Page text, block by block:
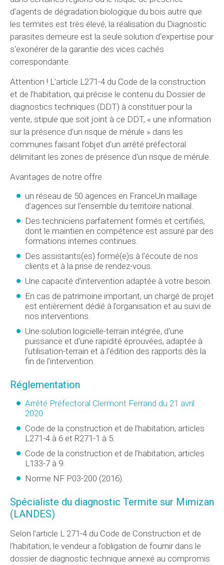
d’agents de dégradation biologique du bois autre que
les termites est très élevé, la réalisation du Diagnostic
parasites demeure est la seule solution d’expertise pour
s'exonérer de la garantie des vices cachés
correspondante.
Attention ! L’article L271-4 du Code de la construction
et de l’habitation, qui précise le contenu du Dossier de
diagnostics techniques (DDT) à constituer pour la
vente, stipule que soit joint à ce DDT, « une information
sur la présence d'un risque de mérule » dans les
communes faisant l’objet d’un arrêté préfectoral
délimitant les zones de présence d'un risque de mérule.
Avantages de notre offre
un réseau de 50 agences en FranceUn maillage
d’agences sur l’ensemble du territoire national.
Des techniciens parfaitement formés et certifiés,
dont le maintien en compétence est assuré par des
formations internes continues.
Des assistants(es) formé(e)s à l'écoute de nos
clients et à la prise de rendez-vous.
Une capacité d’intervention adaptée à votre besoin.
En cas de patrimoine important, un chargé de projet
est entièrement dédié à l’organisation et au suivi de
nos interventions.
Une solution logicielle-terrain intégrée, d'une
puissance et d'une rapidité éprouvées, adaptée à
l’utilisation-terrain et à l’édition des rapports dès la
fin de l’intervention.
Réglementation
Arrêté Préfectoral Clermont Ferrand du 21 avril
2020
Code de la construction et de l’habitation, articles
L271-4 à 6 et R271-1 à 5.
Code de la construction et de l’habitation, articles
L133-7 à 9.
Norme NF P03-200 (2016).
Spécialiste du diagnostic Termite sur Mimizan
(LANDES)
Selon l'article L 271-4 du Code de Construction et de
l'habitation, le vendeur a l’obligation de fournir dans le
dossier de diagnostic technique annexé au compromis